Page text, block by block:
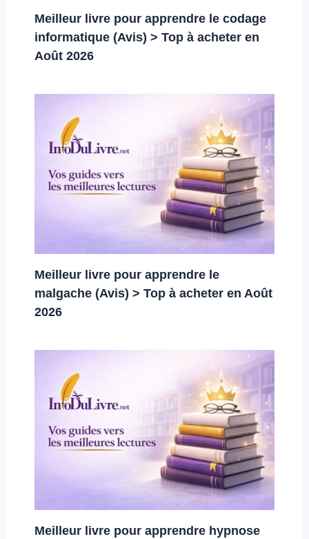
Meilleur livre pour apprendre le codage
informatique (Avis) > Top à acheter en
Août 2026
Meilleur livre pour apprendre le
malgache (Avis) > Top à acheter en Août
2026
Meilleur livre pour apprendre hypnose